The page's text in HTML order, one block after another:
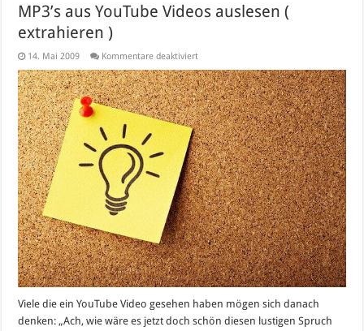
MP3’s aus YouTube Videos auslesen (
extrahieren )
14. Mai 2009 Kommentare deaktiviertfür
aus
YouTube
Videos
auslesen
(
extrahieren
)
Viele die ein YouTube Video gesehen haben mögen sich danach
denken: „Ach, wie wäre es jetzt doch schön diesen lustigen Spruch